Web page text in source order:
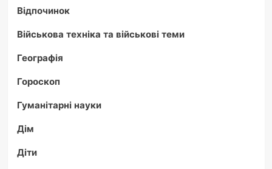
Відпочинок
Військова техніка та військові теми
Географія
Гороскоп
Гуманітарні науки
Дім
Діти